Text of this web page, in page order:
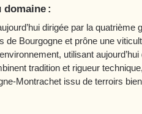
:
dirigée par la quatrième
de Bourgogne et prône une
utilisant
tradition et rigueur
issu de terroirs